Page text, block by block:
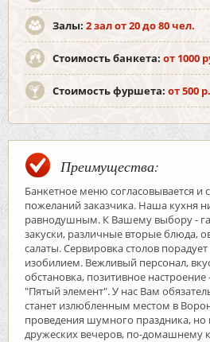
Залы: 2 зал от 20 до 80 чел.
Стоимость банкета: от 1000
Стоимость фуршета: от 500
Преимущества:
Банкетное меню согласовывается и
пожеланий заказчика. Наша кухня
равнодушным. К Вашему выбору -
закуски, различные вторые блюда,
салаты. Сервировка столов
изобилием. Вежливый персонал,
обстановка, позитивное настроение
"Пятый элемент". У нас Вам
станет излюбленным местом в
проведения шумного праздника,
дружеских вечеров, по-домашнему